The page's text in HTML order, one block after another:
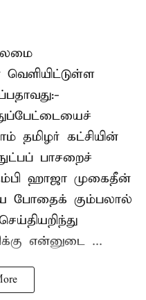
தமிழர் கட்சியின்
பாசறைச்
ஹாஜா முகைதீன்
போதைக் கும்பலால்
என்னுடை ...